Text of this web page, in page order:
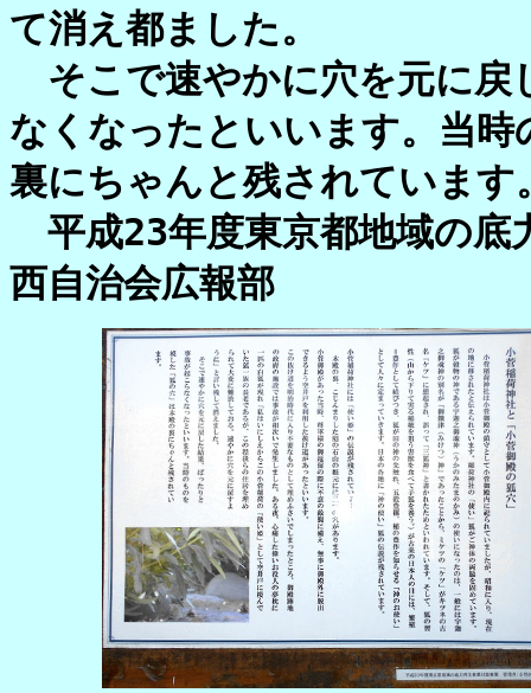
て消え都ました。
そこで速やかに穴を元に戻
なくなったといいます。当
裏にちゃんと残されています
平成23年度東京都地域の底
西自治会広報部